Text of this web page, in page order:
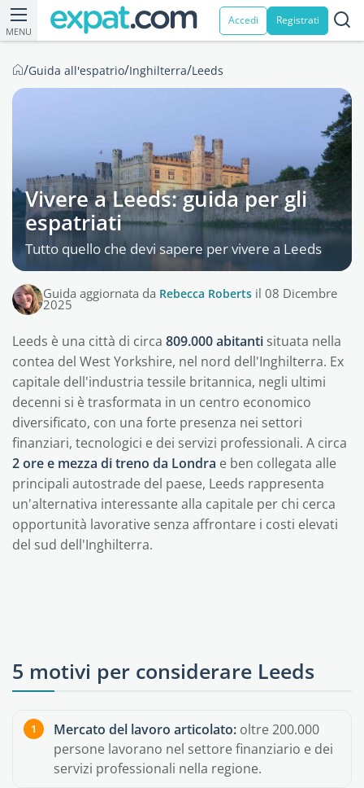
MENU
Accedi Registrati
/Guida all'espatrio/Inghilterra/Leeds
Vivere a Leeds: guida per gli
espatriati
Tutto quello che devi sapere per vivere a Leeds
Guida aggiornata da Rebecca Roberts il 08 Dicembre
2025
Leeds è una città di circa 809.000 abitanti situata nella
contea del West Yorkshire, nel nord dell'Inghilterra. Ex
capitale dell'industria tessile britannica, negli ultimi
decenni si è trasformata in un centro economico
diversificato, con una forte presenza nei settori
finanziari, tecnologici e dei servizi professionali. A circa
2 ore e mezza di treno da Londra e ben collegata alle
principali autostrade del paese, Leeds rappresenta
un'alternativa interessante alla capitale per chi cerca
opportunità lavorative senza affrontare i costi elevati
del sud dell'Inghilterra.
5 motivi per considerare Leeds
Mercato del lavoro articolato: oltre 200.000
persone lavorano nel settore finanziario e dei
servizi professionali nella regione.